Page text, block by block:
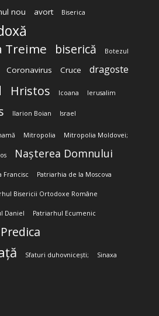
nou avort Biserica
Treime biserică Botezul
Coronavirus Cruce dragoste
Hristos Icoana Ierusalim
Ilarion Boian Israel
Mitropolia Mitropolia Moldovei;
Nașterea Domnului
Francisc Patriarhia de la Moscova
Bisericii Ortodoxe Române
Daniel Patriarhul Ecumenic
Predica
Sfaturi duhovnicești; Sinaxa